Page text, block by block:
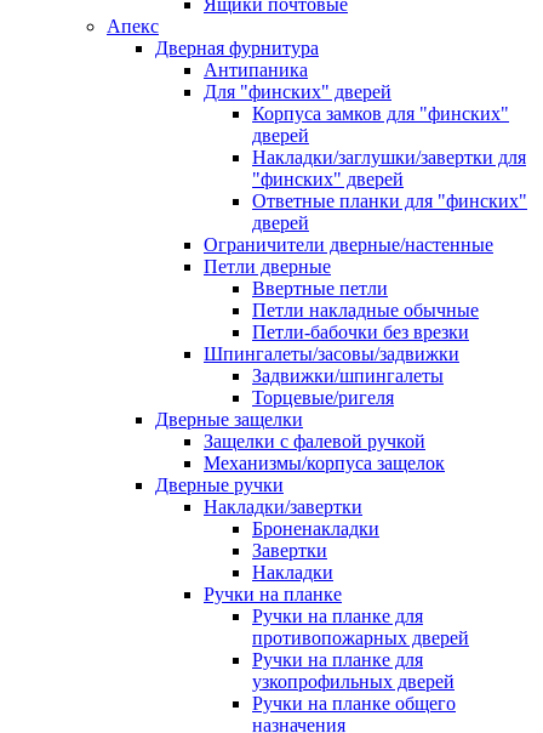
Ящики почтовые
Апекс
Дверная фурнитура
Антипаника
Для "финских" дверей
Корпуса замков для "финских"
дверей
Накладки/заглушки/завертки для
"финских" дверей
Ответные планки для "финских"
дверей
Ограничители дверные/настенные
Петли дверные
Ввертные петли
Петли накладные обычные
Петли-бабочки без врезки
Шпингалеты/засовы/задвижки
Задвижки/шпингалеты
Торцевые/ригеля
Дверные защелки
Защелки с фалевой ручкой
Механизмы/корпуса защелок
Дверные ручки
Накладки/завертки
Броненакладки
Завертки
Накладки
Ручки на планке
Ручки на планке для
противопожарных дверей
Ручки на планке для
узкопрофильных дверей
Ручки на планке общего
назначения